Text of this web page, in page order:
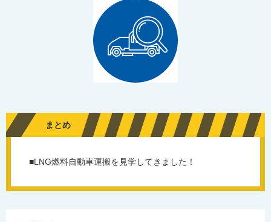
まとめ
■LNG燃料自動車運搬を見学してきました！